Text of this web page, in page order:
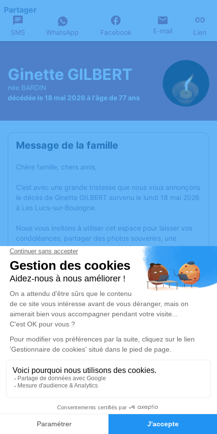
Faire-part Hommages
Partager
SMS WhatsApp Facebook E-mail Lien
Ginette GILBERT
née BARDIN
décédée le 18 mai 2026 à l'âge de 77 ans
Message de la famille
Chère famille, chers amis,
C’est avec une grande tristesse que nous vous annonçons
le décès de Ginette GILBERT survenu le lundi 18 mai 2026
à Les Lucs-sur-Boulogne.
Nous vous invitons à utiliser cet espace pour laisser vos
condoléances, partager des photos souvenirs, une
anecdote ou exprimer vos pensées à travers des poèmes
ou des textes. Cet endroit est un lieu d'expression dédié à
honorer la mémoire de Ginette GILBERT.
Un service de plantation d’arbre hommage estdisponible
jeudi 21 mai 2026 à 15h00
Église de Saint-Denis-la-Chevasse
5, rue Richelieu